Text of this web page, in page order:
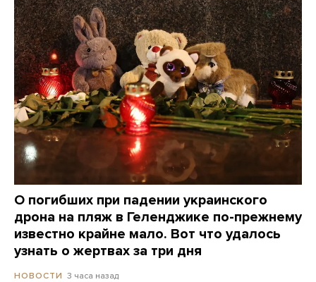
О погибших при падении украинского
дрона на пляж в Геленджике по-прежнему
известно крайне мало. Вот что удалось
узнать о жертвах за три дня
НОВОСТИ 3 часа назад